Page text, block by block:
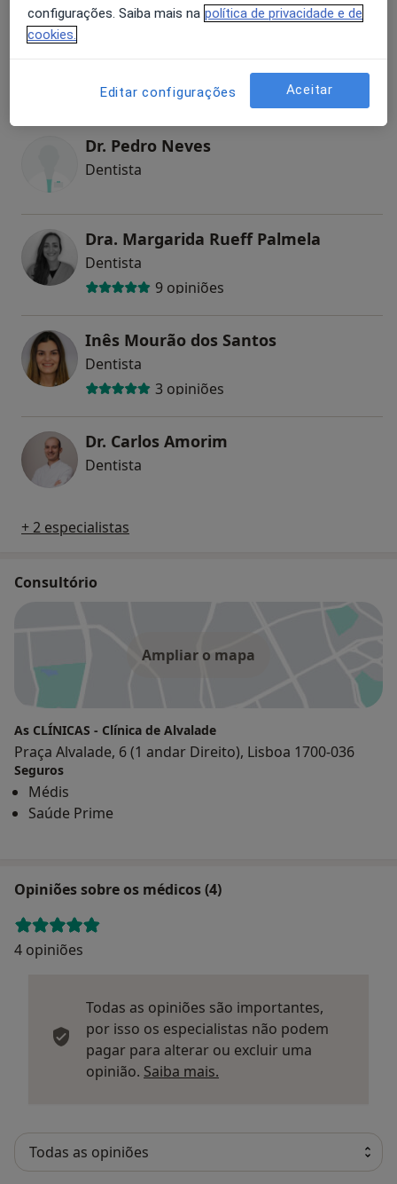
9 opiniões
Dr. Pedro Neves
Dentista
Dra. Margarida Rueff Palmela
Dentista
9 opiniões
Inês Mourão dos Santos
Dentista
3 opiniões
Dr. Carlos Amorim
Dentista
+ 2 especialistas
Consultório
Ampliar o mapa
As CLÍNICAS - Clínica de Alvalade
Praça Alvalade, 6 (1 andar Direito), Lisboa 1700-036
Seguros
Médis
Saúde Prime
Opiniões sobre os médicos (4)
4 opiniões
Todas as opiniões são importantes,
por isso os especialistas não podem
pagar para alterar ou excluir uma
opinião. Saiba mais.
configurações. Saiba mais na política de privacidade e de
cookies.
Editar configurações Aceitar